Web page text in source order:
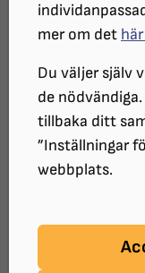
mer om det
Du väljer själv
de
tillbaka ditt
”Inställningar
webbplats.
I sommar
23 och